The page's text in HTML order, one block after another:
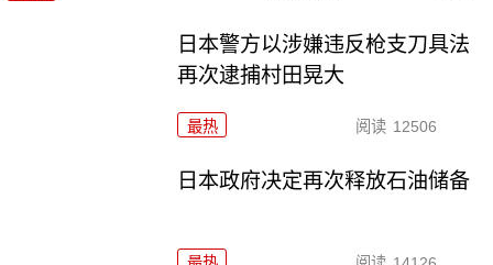
日本警方以涉嫌违反枪支刀具法
再次逮捕村田晃大
最热 阅读 12506
日本政府决定再次释放石油储备